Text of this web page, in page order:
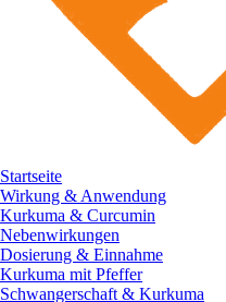
Startseite
Wirkung & Anwendung
Kurkuma & Curcumin
Nebenwirkungen
Dosierung & Einnahme
Kurkuma mit Pfeffer
Schwangerschaft & Kurkuma